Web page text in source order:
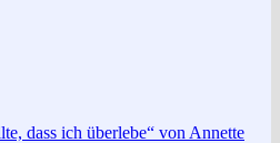
dass ich überlebe“ von Annette